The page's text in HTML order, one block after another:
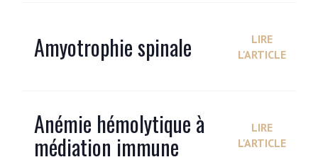
Amyotrophie spinale
LIRE
L'ARTICLE
Anémie hémolytique à
médiation immune
LIRE
L'ARTICLE